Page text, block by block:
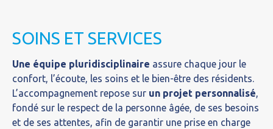
SOINS ET SERVICES
Une équipe pluridisciplinaire assure chaque jour le
confort, l’écoute, les soins et le bien-être des résidents.
L’accompagnement repose sur un projet personnalisé,
fondé sur le respect de la personne âgée, de ses besoins
et de ses attentes, afin de garantir une prise en charge